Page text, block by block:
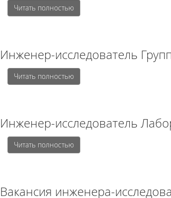
Читать полностью
Инженер-исследователь
Читать полностью
Инженер-исследователь
Читать полностью
Вакансия инженера-